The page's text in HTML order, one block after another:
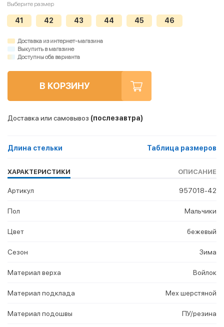
Выберите размер
41 42 43 44 45 46
Доставка из интернет-магазина
Выкупить в магазине
Доступны оба варианта
В КОРЗИНУ
Доставка или самовывоз (послезавтра)
Длина стельки Таблица размеров
ХАРАКТЕРИСТИКИ ОПИСАНИЕ
Артикул 957018-42
Пол Мальчики
Цвет бежевый
Сезон Зима
Материал верха Войлок
Материал подклада Мех шерстяной
Материал подошвы ПУ/резина